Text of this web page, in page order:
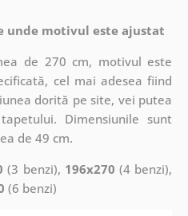
unde motivul este ajustat
de 270 cm, motivul este
cel mai adesea fiind
dorită pe site, vei putea
Dimensiunile sunt
de 49 cm.
(3 benzi), 196x270 (4 benzi),
(6 benzi)